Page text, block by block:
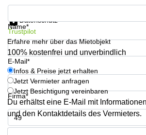
mieten
Berlin
Mitte
Büro
mieten
Dortmund
Tagungsraum
München
Büro
Mannheim
mieten
Europaplatz
Regus
Frankfurter
Str. 720-
726 Köln
Hohenstaufenring
62 Köln
Erna-
Scheffler-
Str. 1A
Köln
Name*
E-Mail*
Firma*
Telefon*
Datenschutz
Trustpilot
Erfahre mehr über das Mietobjekt
100% kostenfrei und unverbindlich
Infos & Preise jetzt erhalten
Jetzt Vermieter anfragen
Jetzt Besichtigung vereinbaren
Du erhältst eine E-Mail mit
und den Kontaktdetails des Vermieters.